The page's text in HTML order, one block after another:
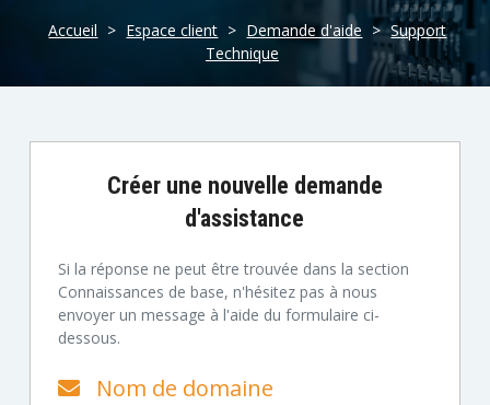
Accueil > Espace client > Demande d'aide > Support
Technique
Créer une nouvelle demande
d'assistance
Si la réponse ne peut être trouvée dans la section
Connaissances de base, n'hésitez pas à nous
envoyer un message à l'aide du formulaire ci-
dessous.
Nom de domaine